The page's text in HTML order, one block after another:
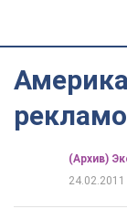
(Архив)